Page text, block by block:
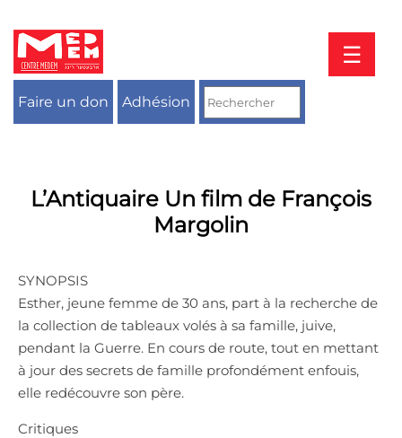
contenu
☰
Faire un don Adhésion
L’Antiquaire Un film de François
Margolin
SYNOPSIS
Esther, jeune femme de 30 ans, part à la recherche de
la collection de tableaux volés à sa famille, juive,
pendant la Guerre. En cours de route, tout en mettant
à jour des secrets de famille profondément enfouis,
elle redécouvre son père.
Critiques